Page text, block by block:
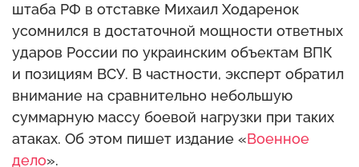
штаба РФ в отставке Михаил Ходаренок
усомнился в достаточной мощности ответных
ударов России по украинским объектам ВПК
и позициям ВСУ. В частности, эксперт обратил
внимание на сравнительно небольшую
суммарную массу боевой нагрузки при таких
атаках. Об этом пишет издание «Военное
дело».